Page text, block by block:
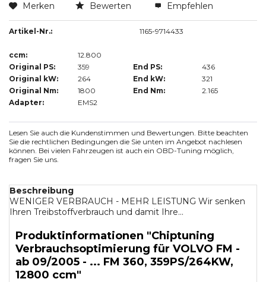
Merken Bewerten Empfehlen
Artikel-Nr.: 1165-9714433
ccm:
12.800
Original PS:
359 End PS:
436
Original kW:
264 End kW:
321
Original Nm:
1800 End Nm:
2.165
Adapter:
EMS2
Lesen Sie auch die Kundenstimmen und Bewertungen. Bitte beachten
Sie die rechtlichen Bedingungen die Sie unten im Angebot nachlesen
können. Bei vielen Fahrzeugen ist auch ein OBD-Tuning möglich,
fragen Sie uns.
Beschreibung
WENIGER VERBRAUCH - MEHR LEISTUNG Wir senken
Ihren Treibstoffverbrauch und damit Ihre...
Produktinformationen "Chiptuning
Verbrauchsoptimierung für VOLVO FM -
ab 09/2005 - ... FM 360, 359PS/264KW,
12800 ccm"